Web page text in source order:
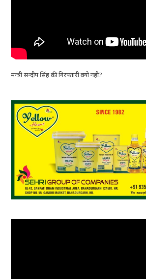
मन्त्री सन्दीप सिंह की गिरफ्तारी क्यो नही?